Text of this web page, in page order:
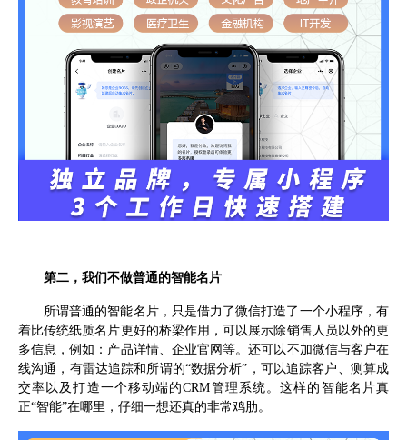
第二，我们不做普通的智能名片
所谓普通的智能名片，只是借力了微信打造了一个小程序，有
着比传统纸质名片更好的桥梁作用，可以展示除销售人员以外的更
多信息，例如：产品详情、企业官网等。还可以不加微信与客户在
线沟通，有雷达追踪和所谓的“数据分析”，可以追踪客户、测算成
交率以及打造一个移动端的CRM管理系统。这样的智能名片真
正“智能”在哪里，仔细一想还真的非常鸡肋。